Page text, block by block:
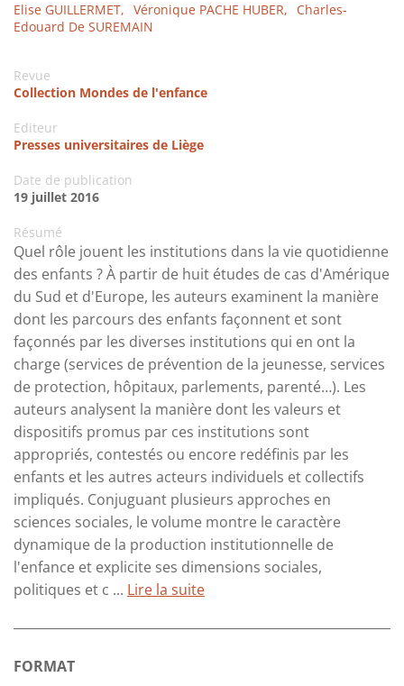
Elise GUILLERMET, Véronique PACHE HUBER,
Charles-
Edouard De SUREMAIN
Revue
Collection Mondes de l'enfance
Editeur
Presses universitaires de Liège
Date de publication
19 juillet 2016
Résumé
Quel rôle jouent les institutions dans la vie quotidienne
des enfants ? À partir de huit études de cas d'Amérique
du Sud et d'Europe, les auteurs examinent la manière
dont les parcours des enfants façonnent et sont
façonnés par les diverses institutions qui en ont la
charge (services de prévention de la jeunesse, services
de protection, hôpitaux, parlements, parenté…). Les
auteurs analysent la manière dont les valeurs et
dispositifs promus par ces institutions sont
appropriés, contestés ou encore redéfinis par les
enfants et les autres acteurs individuels et collectifs
impliqués. Conjuguant plusieurs approches en
sciences sociales, le volume montre le caractère
dynamique de la production institutionnelle de
l'enfance et explicite ses dimensions sociales,
politiques et c ... Lire la suite
FORMAT